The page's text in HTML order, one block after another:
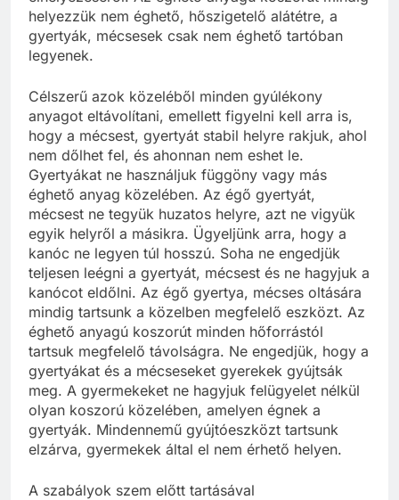
helyezzük nem éghető, hőszigetelő alátétre, a
gyertyák, mécsesek csak nem éghető tartóban
legyenek.
Célszerű azok közeléből minden gyúlékony
anyagot eltávolítani, emellett figyelni kell arra is,
hogy a mécsest, gyertyát stabil helyre rakjuk, ahol
nem dőlhet fel, és ahonnan nem eshet le.
Gyertyákat ne használjuk függöny vagy más
éghető anyag közelében. Az égő gyertyát,
mécsest ne tegyük huzatos helyre, azt ne vigyük
egyik helyről a másikra. Ügyeljünk arra, hogy a
kanóc ne legyen túl hosszú. Soha ne engedjük
teljesen leégni a gyertyát, mécsest és ne hagyjuk a
kanócot eldőlni. Az égő gyertya, mécses oltására
mindig tartsunk a közelben megfelelő eszközt. Az
éghető anyagú koszorút minden hőforrástól
tartsuk megfelelő távolságra. Ne engedjük, hogy a
gyertyákat és a mécseseket gyerekek gyújtsák
meg. A gyermekeket ne hagyjuk felügyelet nélkül
olyan koszorú közelében, amelyen égnek a
gyertyák. Mindennemű gyújtóeszközt tartsunk
elzárva, gyermekek által el nem érhető helyen.
A szabályok szem előtt tartásával